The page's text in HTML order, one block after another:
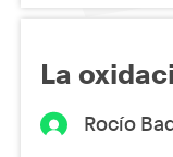
La
Rocío